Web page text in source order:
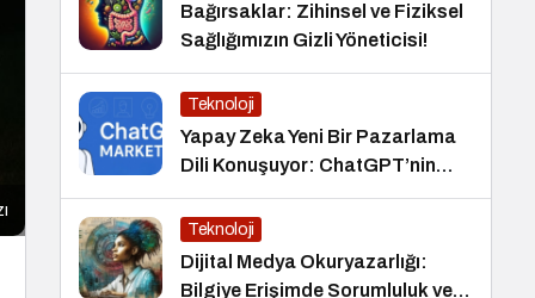
Bağırsaklar: Zihinsel ve Fiziksel
Sağlığımızın Gizli Yöneticisi!
Teknoloji
Yapay Zeka Yeni Bir Pazarlama
Dili Konuşuyor: ChatGPT’nin
Güncellemeleri ve Markalara
Yönelik Fırsatlar
Teknoloji
Dijital Medya Okuryazarlığı:
Bilgiye Erişimde Sorumluluk ve